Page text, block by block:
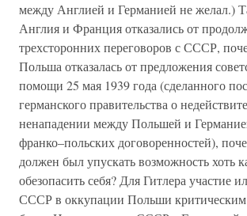
между Англией и Германией не желал.)
Англия и Франция отказались от
трехсторонних переговоров с СССР,
Польша отказалась от предложения
помощи 25 мая 1939 года (сделанного
германского правительства о
ненападении между Польшей и
франко–польских договоренностей),
должен был упускать возможность хоть
обезопасить себя? Для Гитлера участие
СССР в оккупации Польши критическим